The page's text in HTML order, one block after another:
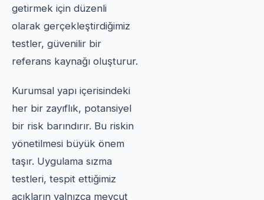
getirmek için düzenli
olarak gerçekleştirdiğimiz
testler, güvenilir bir
referans kaynağı oluşturur.
Kurumsal yapı içerisindeki
her bir zayıflık, potansiyel
bir risk barındırır. Bu riskin
yönetilmesi büyük önem
taşır. Uygulama sızma
testleri, tespit ettiğimiz
açıkların yalnızca mevcut